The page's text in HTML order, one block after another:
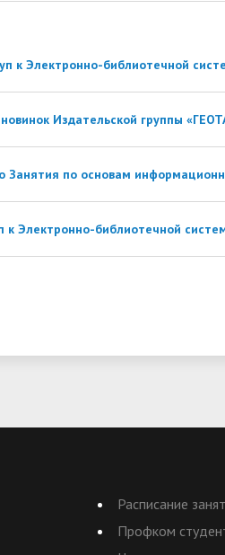
к Электронно-библиотечной
Издательской группы
Занятия по основам
Электронно-библиотечной
Расписание
Профком